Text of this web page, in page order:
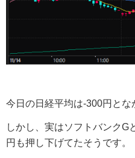
今日の日経平均は-300円とな
しかし、実はソフトバンクG
円も押し下げてたそうです。